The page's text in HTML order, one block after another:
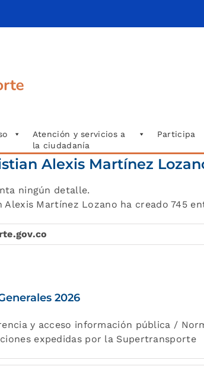
Atención y servicios a
la ciudadanía
Participa
Alexis Martínez
ningún detalle.
Alexis Martínez Lozano ha creado 745
2026
y acceso información pública /
expedidas por la Supertransporte